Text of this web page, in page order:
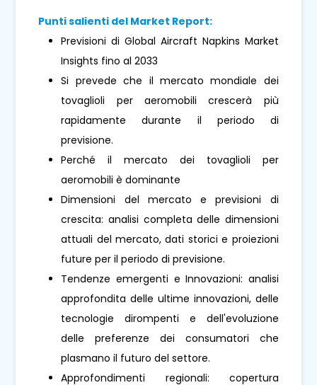
Punti salienti del Market Report:
Previsioni di Global Aircraft Napkins Market
Insights fino al 2033
Si prevede che il mercato mondiale dei
tovaglioli per aeromobili crescerà più
rapidamente durante il periodo di
previsione.
Perché il mercato dei tovaglioli per
aeromobili è dominante
Dimensioni del mercato e previsioni di
crescita: analisi completa delle dimensioni
attuali del mercato, dati storici e proiezioni
future per il periodo di previsione.
Tendenze emergenti e Innovazioni: analisi
approfondita delle ultime innovazioni, delle
tecnologie dirompenti e dell'evoluzione
delle preferenze dei consumatori che
plasmano il futuro del settore.
Approfondimenti regionali: copertura